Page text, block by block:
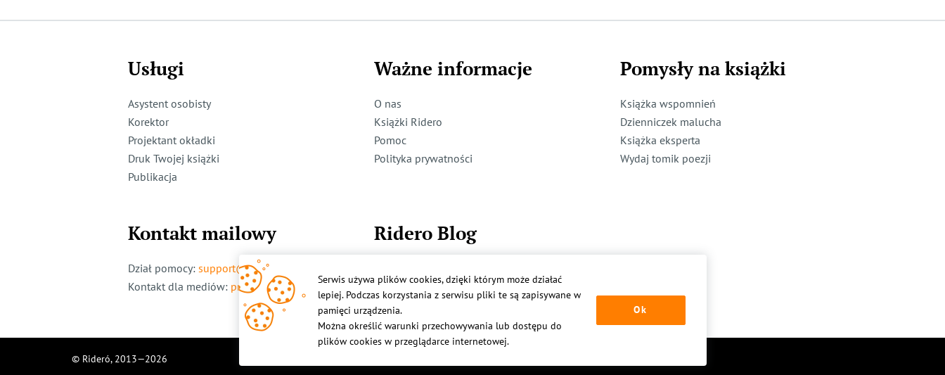
Usługi
Asystent osobisty
Korektor
Projektant okładki
Druk Twojej książki
Publikacja
Ważne informacje
O nas
Książki Ridero
Pomoc
Polityka prywatności
Pomysły na książki
Książka wspomnień
Dzienniczek malucha
Książka eksperta
Wydaj tomik poezji
Kontakt mailowy
Dział pomocy: support@ridero.pl
Kontakt dla mediów: pr@ridero.pl
Ridero Blog
Więcej
© Rideró, 2013—2026
Serwis używa plików cookies, dzięki którym może działać
lepiej. Podczas korzystania z serwisu pliki te są zapisywane w
pamięci urządzenia.
Można określić warunki przechowywania lub dostępu do
plików cookies w przeglądarce internetowej.
Ok